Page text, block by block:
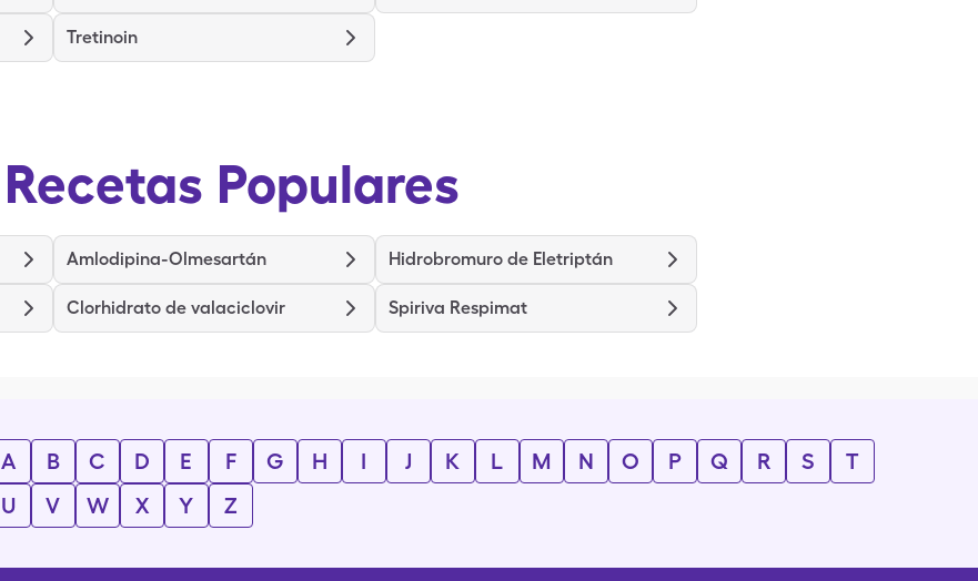
Tretinoin
Recetas Populares
Amlodipina-Olmesartán Hidrobromuro de Eletriptán
Clorhidrato de valaciclovir Spiriva Respimat
A B C D E F G H I J K L M N O P Q R S
T
U
V W X Y Z